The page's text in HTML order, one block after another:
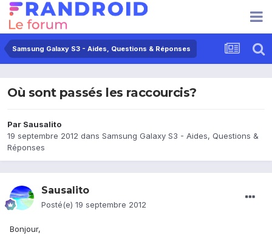
Samsung Galaxy S3 - Aides, Questions & Réponses
Où sont passés les raccourcis?
Par Sausalito
19 septembre 2012 dans Samsung Galaxy S3 - Aides, Questions &
Réponses
Sausalito
Posté(e) 19 septembre 2012
Bonjour,